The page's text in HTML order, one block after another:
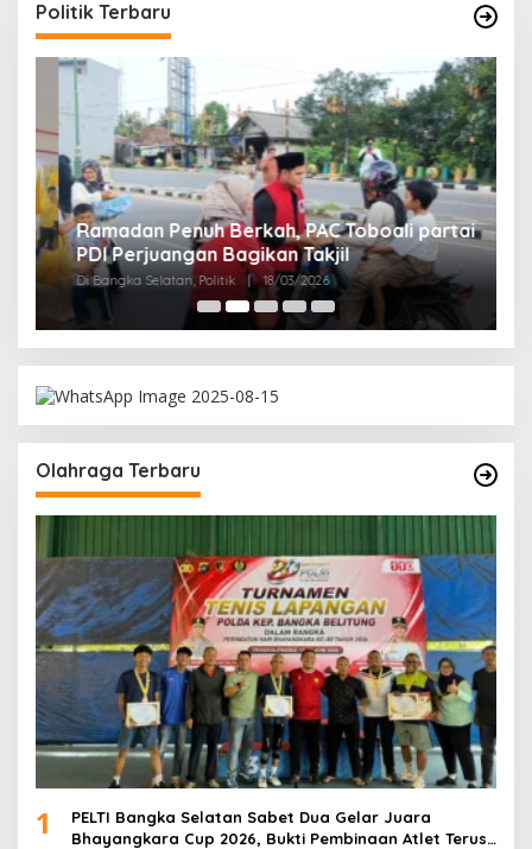
Politik Terbaru
Ramadan Penuh Berkah, PAC Toboali partai
PDI Perjuangan Bagikan Takjil
Di Bangka Selatan, Politik | 18/03/2026
Olahraga Terbaru
1
PELTI Bangka Selatan Sabet Dua Gelar Juara
Bhayangkara Cup 2026, Bukti Pembinaan Atlet Terus